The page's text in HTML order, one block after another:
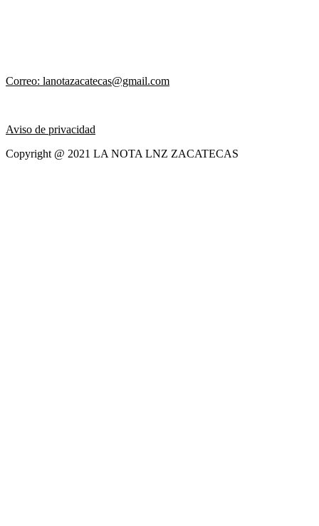
Correo: lanotazacatecas@gmail.com
Aviso de privacidad
Copyright @ 2021 LA NOTA LNZ ZACATECAS